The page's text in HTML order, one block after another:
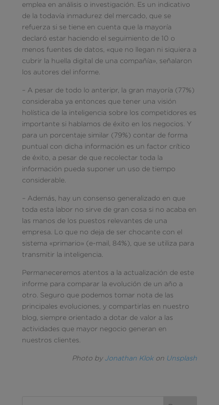
emplea en análisis o investigación. Es un indicativo
de la todavía inmadurez del mercado, que se
refuerza si se tiene en cuenta que la mayoría
declaró estar haciendo el seguimiento de 10 o
menos fuentes de datos, «que no llegan ni siquiera a
cubrir la huella digital de una compañía», señalaron
los autores del informe.
– A pesar de todo lo anteripr, la gran mayoría (77%)
consideraba ya entonces que tener una visión
holística de la inteligencia sobre los competidores es
importante si hablamos de éxito en los negocios. Y
para un porcentaje similar (79%) contar de forma
puntual con dicha información es un factor crítico
de éxito, a pesar de que recolectar toda la
información pueda suponer un uso de tiempo
considerable.
– Además, hay un consenso generalizado en que
toda esta labor no sirve de gran cosa si no acaba en
las manos de los puestos relevantes de una
empresa. Lo que no deja de ser chocante con el
sistema «primario» (e-mail, 84%), que se utiliza para
transmitir la inteligencia.
Permaneceremos atentos a la actualización de este
informe para comparar la evolución de un año a
otro. Seguro que podemos tomar nota de las
principales evoluciones, y compartirlas en nuestro
blog, siempre orientado a dotar de valor a las
actividades que mayor negocio generan en
nuestros clientes.
Photo by Jonathan Klokon Unsplash